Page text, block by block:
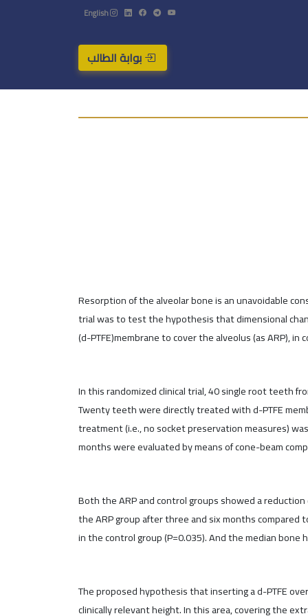
English
بوابة الطالب
Resorption of the alveolar bone is an unavoidable
trial was to test the hypothesis that dimensional
(d-PTFE)membrane to cover the alveolus (as ARP),
In this randomized clinical trial, 40 single root teeth
Twenty teeth were directly treated with d-PTFE
treatment (i.e., no socket preservation measures)
months were evaluated by means of cone-beam
Both the ARP and control groups showed a
the ARP group after three and six months compared
in the control group (P=0.035). And the median
The proposed hypothesis that inserting a d-PTFE
clinically relevant height. In this area, covering the